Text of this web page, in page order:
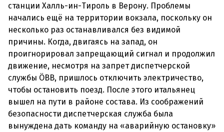
станции Халль-ин-Тироль в Верону. Проблемы
начались ещё на территории вокзала, поскольку он
несколько раз останавливался без видимой
причины. Когда, двигаясь на запад, он
проигнорировал запрещающий сигнал и продолжил
движение, несмотря на запрет диспетчерской
службы ÖBB, пришлось отключить электричество,
чтобы остановить поезд. После этого итальянец
вышел на пути в районе состава. Из соображений
безопасности диспетчерская служба была
вынуждена дать команду на «аварийную остановку»